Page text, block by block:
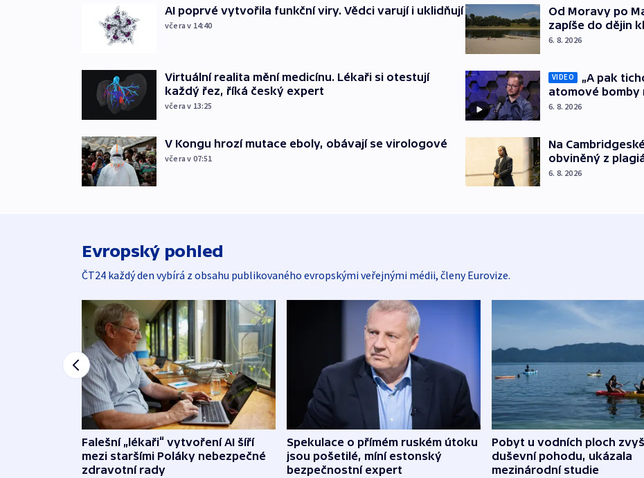
AI poprvé vytvořila funkční viry. Vědci varují i uklidňují
včera v 14:40
Virtuální realita mění medicínu. Lékaři si otestují
každý řez, říká český expert
včera v 13:25
V Kongu hrozí mutace eboly, obávají se virologové
včera v 07:51
Od Moravy po
zapíše do dějin
6. 8. 2026
VIDEO
„A pak
atomové bomby
6. 8. 2026
Na
obviněný z
6. 8. 2026
Evropský pohled
ČT24 každý den vybírá z obsahu publikovaného evropskými veřejnými médii, členy Eurovize.
Falešní „lékaři“ vytvoření AI šíří
mezi staršími Poláky nebezpečné
zdravotní rady
Spekulace o přímém ruském útoku
jsou pošetilé, míní estonský
bezpečnostní expert
Pobyt u vodních ploch
duševní pohodu, ukázala
mezinárodní studie